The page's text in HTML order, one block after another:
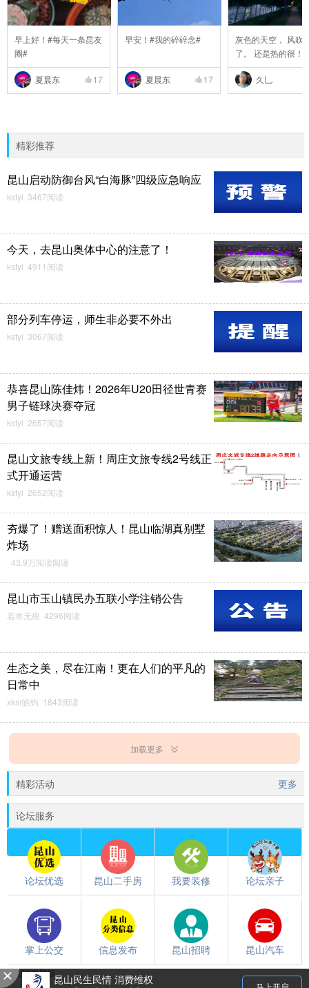
早上好！#每天一条昆友
圈#
夏晨东 17
早安！#我的碎碎念#
夏晨东 17
灰色的天空， 风吹
了。 还是热的很！
久乚
精彩推荐
昆山启动防御台风“白海豚”四级应急响应
kstyl 3467阅读
今天，去昆山奥体中心的注意了！
kstyl 4911阅读
部分列车停运，师生非必要不外出
kstyl 3067阅读
恭喜昆山陈佳炜！2026年U20田径世青赛
男子链球决赛夺冠
kstyl 2657阅读
昆山文旅专线上新！周庄文旅专线2号线正
式开通运营
kstyl 2652阅读
夯爆了！赠送面积惊人！昆山临湖真别墅
炸场
43.9万阅读阅读
昆山市玉山镇民办五联小学注销公告
若水无痕 4296阅读
生态之美，尽在江南！更在人们的平凡的
日常中
xksr皓钧 1843阅读
加载更多
精彩活动 更多
论坛服务
论坛优选 昆山二手房 我要装修 论坛亲子
掌上公交 信息发布 昆山招聘 昆山汽车
都翻到这儿了，就下载个昆山论坛APP吧~~
触屏版/电脑版昆山民生民情 消费维权